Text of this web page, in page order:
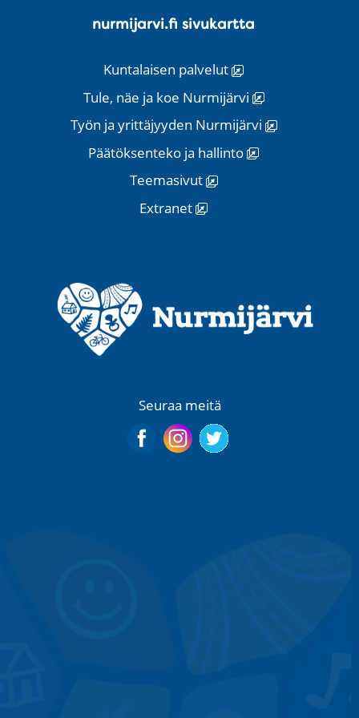
nurmijarvi.fi sivukartta
Kuntalaisen palvelut
Tule, näe ja koe Nurmijärvi
Työn ja yrittäjyyden Nurmijärvi
Päätöksenteko ja hallinto
Teemasivut
Extranet
Seuraa meitä